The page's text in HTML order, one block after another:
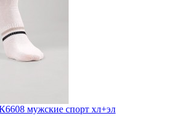
мужские спорт хл+эл